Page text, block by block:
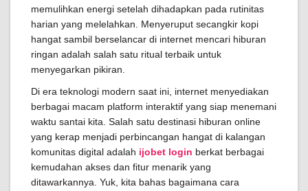
memulihkan energi setelah dihadapkan pada rutinitas
harian yang melelahkan. Menyeruput secangkir kopi
hangat sambil berselancar di internet mencari hiburan
ringan adalah salah satu ritual terbaik untuk
menyegarkan pikiran.
Di era teknologi modern saat ini, internet menyediakan
berbagai macam platform interaktif yang siap menemani
waktu santai kita. Salah satu destinasi hiburan online
yang kerap menjadi perbincangan hangat di kalangan
komunitas digital adalah ijobet login berkat berbagai
kemudahan akses dan fitur menarik yang
ditawarkannya. Yuk, kita bahas bagaimana cara